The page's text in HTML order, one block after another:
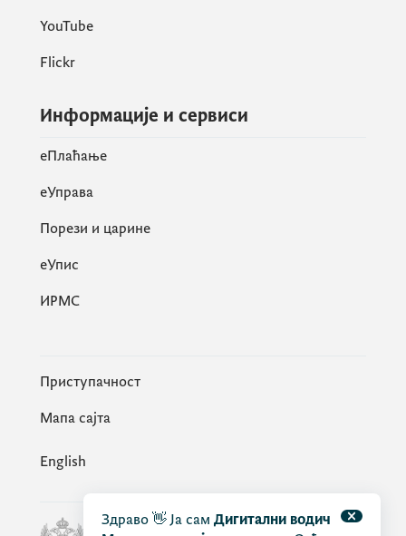
YouTube
Flickr
Информације и сервиси
eПлаћање
еУправа
Порези и царине
eУпис
ИРМС
Приступачност
Мапа сајта
English
Здраво 👋 Ја сам Дигитални водич